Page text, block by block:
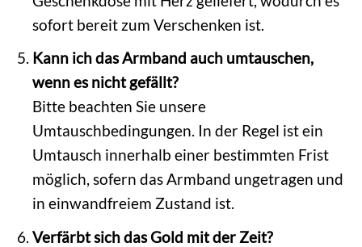
sofort bereit zum Verschenken ist.
Kann ich das Armband auch umtauschen,
wenn es nicht gefällt?
Bitte beachten Sie unsere
Umtauschbedingungen. In der Regel ist ein
Umtausch innerhalb einer bestimmten Frist
möglich, sofern das Armband ungetragen und
in einwandfreiem Zustand ist.
Verfärbt sich das Gold mit der Zeit?